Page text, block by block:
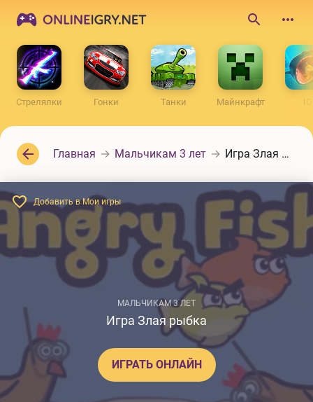
по
сайту
Стрелялки Гонки Танки Майнкрафт IO
Главная Мальчикам 3 лет Игра Злая рыбка
МАЛЬЧИКАМ 3 ЛЕТ
Игра Злая рыбка
ИГРАТЬ ОНЛАЙН
Добавить в Мои игры